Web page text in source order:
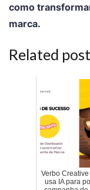
como
marca.
Related
Verbo
usa IA para